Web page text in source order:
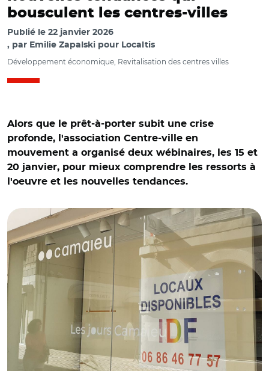
bousculent les centres-villes
Publié le 22 janvier 2026
par Emilie Zapalski pour Localtis
Développement économique, Revitalisation des centres villes
Alors que le prêt-à-porter subit une crise
profonde, l'association Centre-ville en
mouvement a organisé deux wébinaires, les 15 et
20 janvier, pour mieux comprendre les ressorts à
l'oeuvre et les nouvelles tendances.